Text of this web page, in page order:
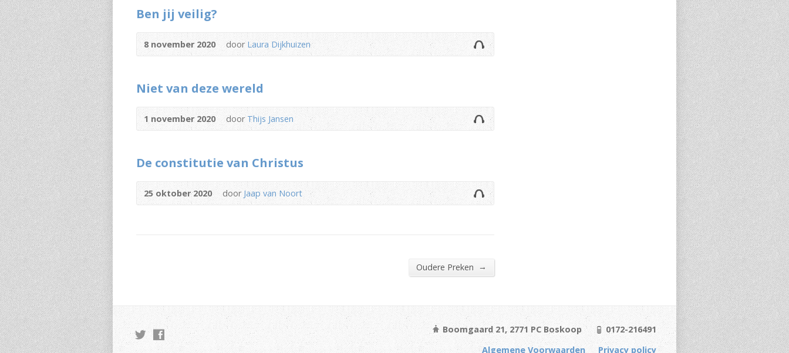
Ben jij veilig?
8 november 2020 doorLaura Dijkhuizen
Niet van deze wereld
1 november 2020 doorThijs Jansen
De constitutie van Christus
25 oktober 2020 door Jaap van Noort
Oudere Preken →
Boomgaard 21, 2771 PC Boskoop
0172-216491
Algemene Voorwaarden
Privacy policy